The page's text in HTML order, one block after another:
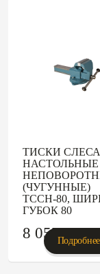
ТИСКИ
НАСТОЛЬНЫЕ
(ЧУГУННЫЕ)
ТССН-80,
ГУБОК 80
8 057p
Подробнее